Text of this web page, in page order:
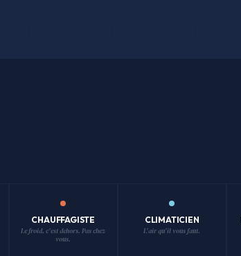
CHAUFFAGISTE
Le froid, c'est dehors. Pas chez
vous.
CLIMATICIEN
L'air qu'il vous faut.